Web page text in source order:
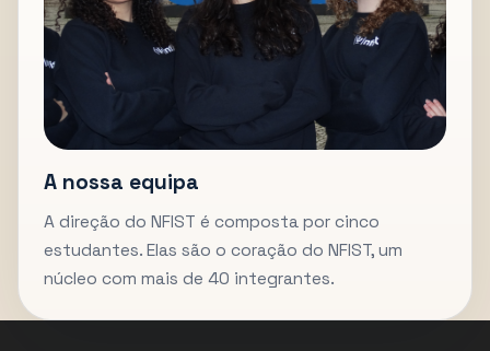
A nossa equipa
A direção do NFIST é composta por cinco
estudantes. Elas são o coração do NFIST, um
núcleo com mais de 40 integrantes.